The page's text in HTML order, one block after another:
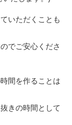
いただくことも
でご安心くださ
間を作ることは
きの時間として